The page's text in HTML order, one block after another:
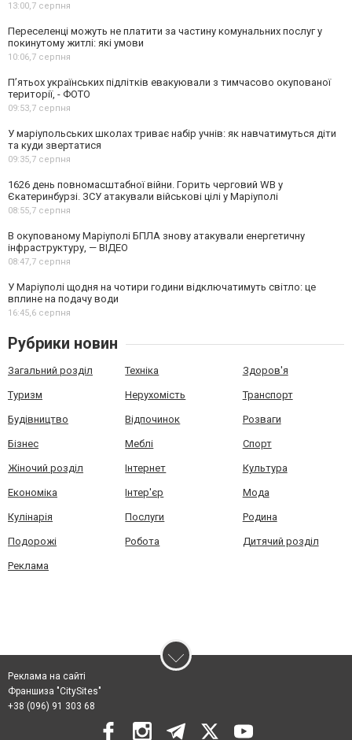
13:00,7 серпня
Переселенці можуть не платити за частину комунальних послуг у
покинутому житлі: які умови
10:06,7 серпня
П’ятьох українських підлітків евакуювали з тимчасово окупованої
території, - ФОТО
09:53,7 серпня
У маріупольських школах триває набір учнів: як навчатимуться діти
та куди звертатися
09:35,7 серпня
1626 день повномасштабної війни. Горить черговий WB у
Єкатеринбурзі. ЗСУ атакували військові цілі у Маріуполі
08:55,7 серпня
В окупованому Маріуполі БПЛА знову атакували енергетичну
інфраструктуру, — ВІДЕО
08:47,7 серпня
У Маріуполі щодня на чотири години відключатимуть світло: це
вплине на подачу води
16:45,6 серпня
Рубрики новин
Загальний розділ Техніка Здоров'я
Туризм Нерухомість Транспорт
Будівництво Відпочинок Розваги
Бізнес Меблі Спорт
Жіночий розділ Інтернет Культура
Економіка Інтер'єр Мода
Кулінарія Послуги Родина
Подорожі Робота Дитячий розділ
Реклама
Реклама на сайті
Франшиза "CitySites"
+38 (096) 91 303 68